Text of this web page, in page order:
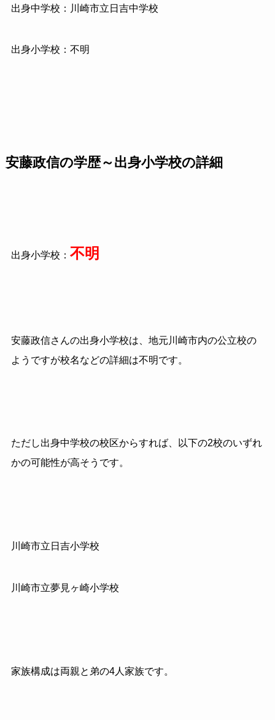
出身中学校：川崎市立日吉中学校
出身小学校：不明
安藤政信の学歴～出身小学校の詳細
出身小学校： 不明
安藤政信さんの出身小学校は、地元川崎市内の公立校の
ようですが校名などの詳細は不明です。
ただし出身中学校の校区からすれば、以下の2校のいずれ
かの可能性が高そうです。
川崎市立日吉小学校
川崎市立夢見ヶ崎小学校
家族構成は両親と弟の4人家族です。